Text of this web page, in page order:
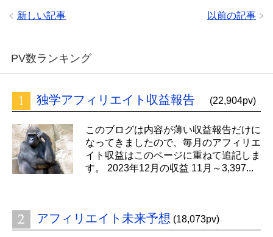
以前の記事
新しい記事
PV数ランキング
独学アフィリエイト収益報告 (22,904pv)
このブログは内容が薄い収益報告だけに
なってきましたので、毎月のアフィリエ
イト収益はこのページに重ねて追記しま
す。 2023年12月の収益 11月～3,397...
アフィリエイト未来予想 (18,073pv)